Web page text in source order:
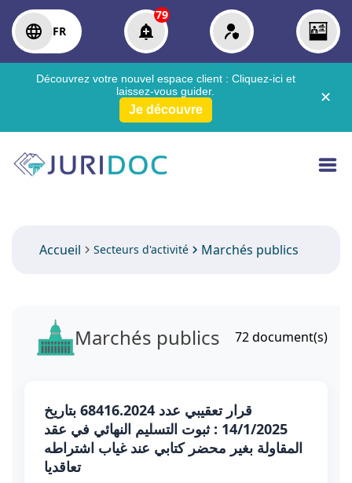
FR
79
Découvrez votre nouvel espace client : Cliquez-ici et
laissez-vous guider.
Je découvre
✕
Accueil Secteurs d'activité Marchés publics
Marchés publics 72document(s)
قرار تعقيبي عدد 68416.2024 بتاريخ
14/1/2025 : ثبوت التسليم النهائي في عقد
المقاولة بغير محضر كتابي عند غياب اشتراطه
تعاقديا